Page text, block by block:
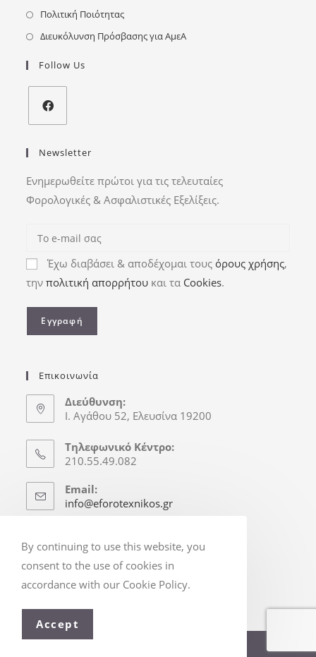
Πολιτική Ποιότητας
Διευκόλυνση Πρόσβασης για ΑμεΑ
Follow Us
Newsletter
Ενημερωθείτε πρώτοι για τις τελευταίες
Φορολογικές & Ασφαλιστικές Εξελίξεις.
Έχω διαβάσει & αποδέχομαι τους όρους χρήσης,
τηνπολιτική απορρήτου και τα Cookies.
Επικοινωνία
Διεύθυνση:
Ι. Αγάθου 52, Ελευσίνα 19200
Τηλεφωνικό Κέντρο:
210.55.49.082
Email:
info@eforotexnikos.gr
Δευτ.-Παρ.: 8:30-16:30
(Απόγ. & Σ/Κ κατόπιν Ραντεβού)
By continuing to use this website, you
consent to the use of cookies in
accordance with our Cookie Policy.
Accept